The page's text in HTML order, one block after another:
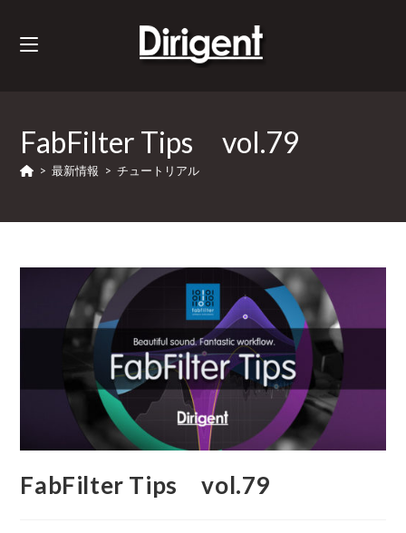
FabFilter Tips vol.79
> 最新情報 > チュートリアル
FabFilter Tips vol.79